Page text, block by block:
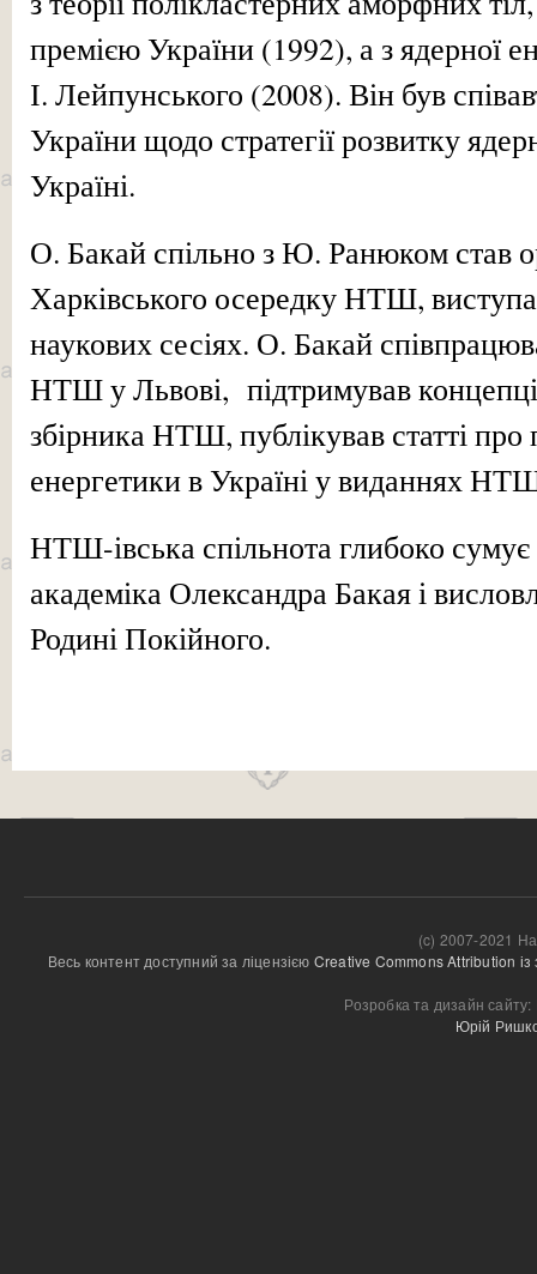
премією України (1992), а з ядерної
І. Лейпунського (2008). Він був
України щодо стратегії розвитку
Україні.
О. Бакай спільно з Ю. Ранюком став
Харківського осередку НТШ,
наукових сесіях. О. Бакай
НТШ у Львові, підтримував
збірника НТШ, публікував статті про
енергетики в Україні у виданнях
НТШ-івська спільнота глибоко сумує
академіка Олександра Бакая і
Родині Покійного.
(c) 2007-2021
Весь контент доступний за ліцензією Creative Commons Attribution
Розробка та дизайн сайту:
Юрій